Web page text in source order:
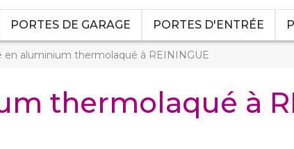
PORTES DE GARAGE PORTES D'ENTRÉE
en aluminium thermolaqué à REININGUE
thermolaqué à